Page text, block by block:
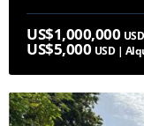
US$1,000,000
US$5,000 USD |